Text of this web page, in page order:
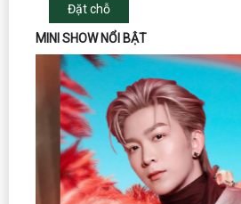
Đặt chỗ
MINI SHOW NỔI BẬT